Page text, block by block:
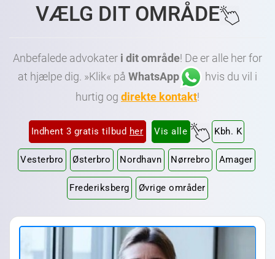
VÆLG DIT OMRÅDE
Anbefalede advokater i dit område! De er alle her for
at hjælpe dig. »Klik« på WhatsApp
hvis du vil i
hurtig og direkte kontakt!
Indhent 3 gratis tilbud her Vis alle Kbh. K
Vesterbro Østerbro Nordhavn Nørrebro Amager
Frederiksberg Øvrige områder